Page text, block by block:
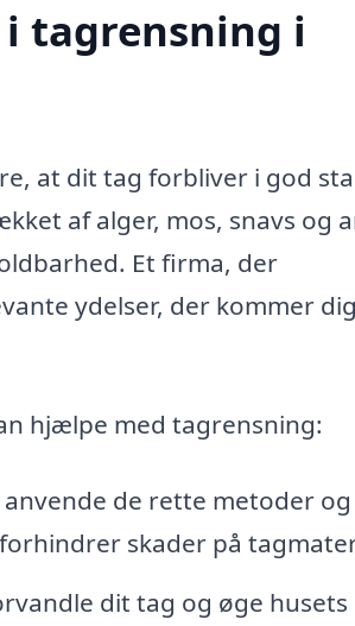
tagrensning i
at dit tag forbliver i god
af alger, mos, snavs og
Et firma, der
ydelser, der kommer
hjælpe med tagrensning:
de rette metoder og
skader på
dit tag og øge husets